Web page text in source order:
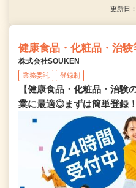
更新日
健康食品・化粧品・治
株式会社SOUKEN
業務委託 登録制
【健康食品・化粧品・治験
業に最適◎まずは簡単登録